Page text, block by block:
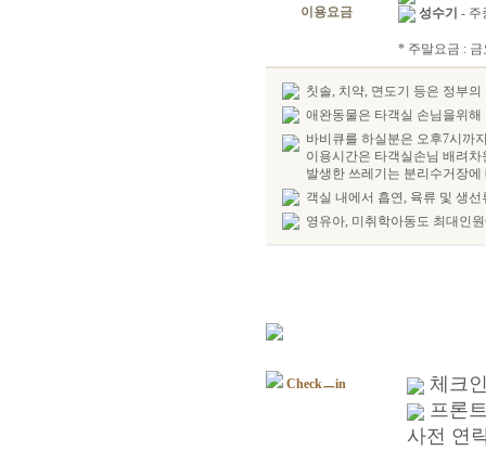
이용요금
성수기 - 주
* 주말요금 :
칫솔, 치약, 면도기 등은 정부
애완동물은 타객실 손님을위
바비큐를 하실분은 오후7시까
이용시간은 타객실손님 배려
발생한 쓰레기는 분리수거장
객실 내에서 흡연, 육류 및 생
영유아, 미취학아동도 최대인
Checkㅡin
체크
프론
사전 연